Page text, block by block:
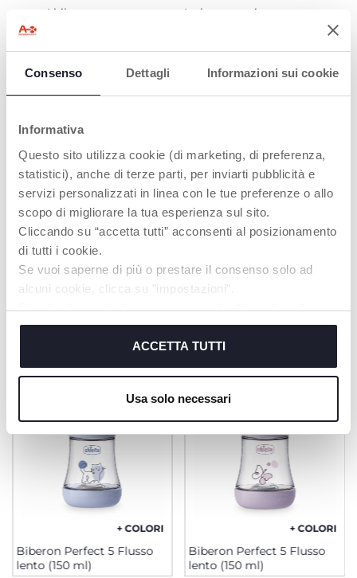
Consenso Dettagli Informazioni sui cookie
Informativa
Questo sito utilizza cookie (di marketing, di preferenza,
statistici), anche di terze parti, per inviarti pubblicità e
servizi personalizzati in linea con le tue preferenze o allo
scopo di migliorare la tua esperienza sul sito.
Cliccando su “accetta tutti” acconsenti al posizionamento
di tutti i cookie.
Se vuoi saperne di più o prestare il consenso solo ad
alcuni cookie, clicca su "impostazioni".
Chiudendo questo banner acconsenti all’uso dei soli
cookie tecnici, indispensabili per fruire del servizio
ACCETTA TUTTI
Usa solo necessari
I biberon
bottiglia in vetro (150
ml and 250ml) sia in
plastica (150 ml, 250
ml, 330 ml). Tre
grigio, azzurro e rosa
La base ampia e
Soft Sense facilitano
l’attacco e offrono
familiare e piacevole
*Risultati del test
condotto su 50
mamme e neonati di
0-3 mesi, Italia, 2016
PRODOTTI CHE POTREBBERO
INTERESSARTI
+ COLORI
Biberon Perfect 5 Flusso
lento (150 ml)
+ COLORI
Biberon Perfect 5 Flusso
lento (150 ml)